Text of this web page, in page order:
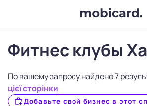
Фитнес клубы
По вашему запросу найдено 7
цієї сторінки
Добавьте свой бизнес в этот